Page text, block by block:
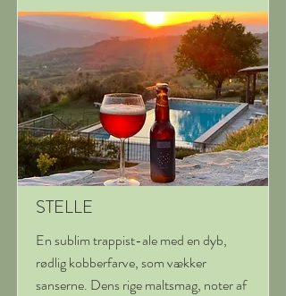
STELLE
En sublim trappist-ale med en dyb,
rødlig kobberfarve, som vækker
sanserne. Dens rige maltsmag, noter af